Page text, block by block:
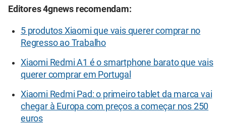
Editores 4gnews recomendam:
5 produtos Xiaomi que vais querer comprar no
Regresso ao Trabalho
Xiaomi Redmi A1 é o smartphone barato que vais
querer comprar em Portugal
Xiaomi Redmi Pad: o primeiro tablet da marca vai
chegar à Europa com preços a começar nos 250
euros